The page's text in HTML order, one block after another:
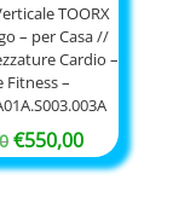
TOORX
– per Casa //
Cardio –
Fitness –
Il
prezzo
€550,00Il
prezzo